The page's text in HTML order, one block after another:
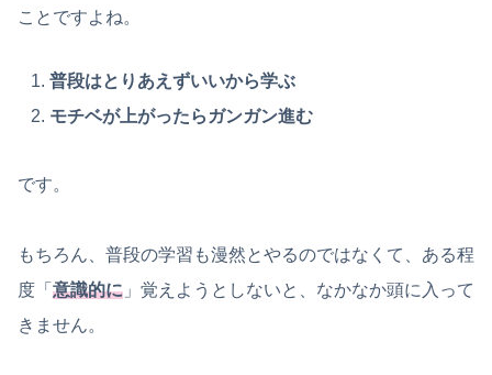
ことですよね。
普段はとりあえずいいから学ぶ
モチベが上がったらガンガン進む
です。
もちろん、普段の学習も漫然とやるのではなくて、ある程
度「 意識的に 」覚えようとしないと、なかなか頭に入って
きません。